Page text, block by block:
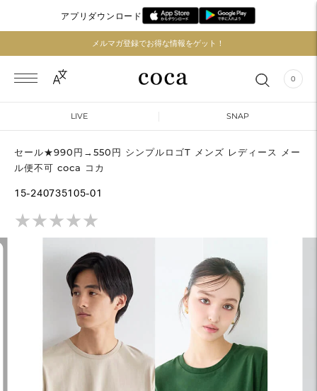
アプリダウンロード
店内全品送料無料！※一部離島・沖縄県のぞく
メルマガ登録でお得な情報をゲット！
0
LIVE SNAP
セール★990円→550円 シンプルロゴT メンズ レディース メー
ル便不可 coca コカ
15-240735105-01
★★★★★
★★★★★